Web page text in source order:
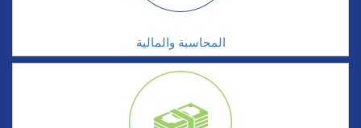
المحاسبة والمالية